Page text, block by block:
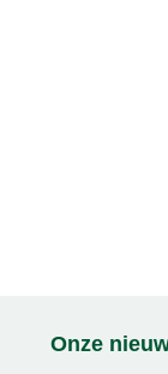
Onze